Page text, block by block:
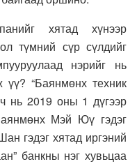
хятад хүнээр
түмний сүр сүлдийг
нэрийг нь
“Баянмөнх техник
нь 2019 оны 1 дүгээр
Мэй Юү гэдэг
гэдэг хятад иргэний
банкны нэг хувьцаа